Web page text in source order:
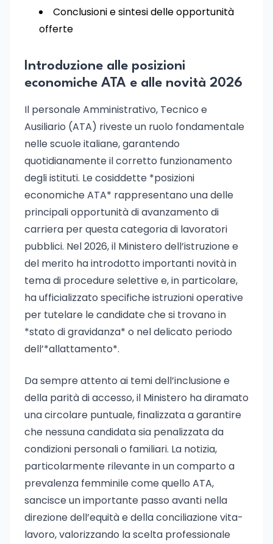
Conclusioni e sintesi delle opportunità
offerte
Introduzione alle posizioni
economiche ATA e alle novità 2026
Il personale Amministrativo, Tecnico e
Ausiliario (ATA) riveste un ruolo fondamentale
nelle scuole italiane, garantendo
quotidianamente il corretto funzionamento
degli istituti. Le cosiddette *posizioni
economiche ATA* rappresentano una delle
principali opportunità di avanzamento di
carriera per questa categoria di lavoratori
pubblici. Nel 2026, il Ministero dell’istruzione e
del merito ha introdotto importanti novità in
tema di procedure selettive e, in particolare,
ha ufficializzato specifiche istruzioni operative
per tutelare le candidate che si trovano in
*stato di gravidanza* o nel delicato periodo
dell’*allattamento*.
Da sempre attento ai temi dell’inclusione e
della parità di accesso, il Ministero ha diramato
una circolare puntuale, finalizzata a garantire
che nessuna candidata sia penalizzata da
condizioni personali o familiari. La notizia,
particolarmente rilevante in un comparto a
prevalenza femminile come quello ATA,
sancisce un importante passo avanti nella
direzione dell’equità e della conciliazione vita-
lavoro, valorizzando la scelta professionale